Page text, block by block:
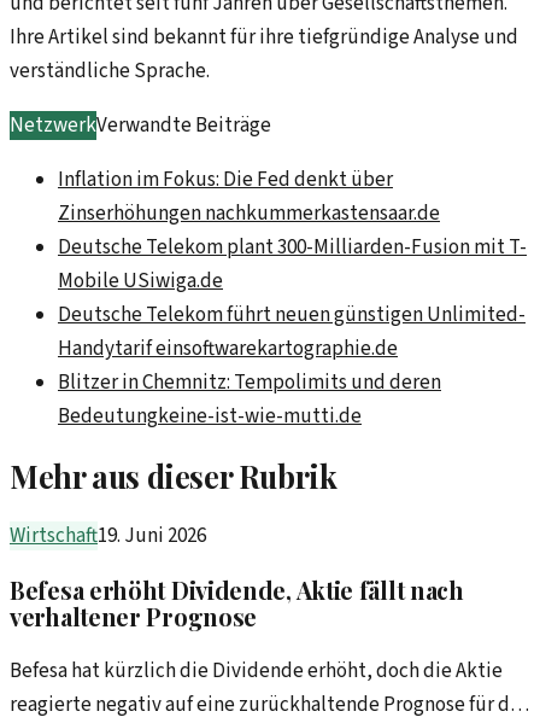
Ihre Artikel sind bekannt für ihre tiefgründige Analyse und
verständliche Sprache.
NetzwerkVerwandte Beiträge
Inflation im Fokus: Die Fed denkt über
Zinserhöhungen nachkummerkastensaar.de
Deutsche Telekom plant 300-Milliarden-Fusion mit T-
Mobile USiwiga.de
Deutsche Telekom führt neuen günstigen Unlimited-
Handytarif einsoftwarekartographie.de
Blitzer in Chemnitz: Tempolimits und deren
Bedeutungkeine-ist-wie-mutti.de
Mehr aus dieser Rubrik
Wirtschaft19. Juni 2026
Befesa erhöht Dividende, Aktie fällt nach
verhaltener Prognose
Befesa hat kürzlich die Dividende erhöht, doch die Aktie
reagierte negativ auf eine zurückhaltende Prognose für die